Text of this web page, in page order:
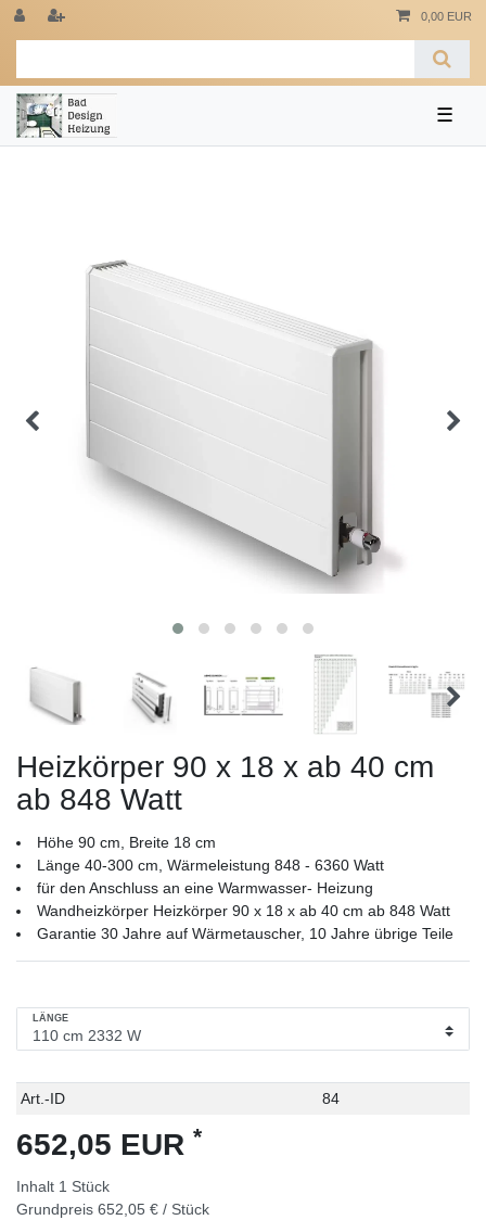
0,00 EUR
☰
Heizkörper 90 x 18 x ab 40 cm
ab 848 Watt
Höhe 90 cm, Breite 18 cm
Länge 40-300 cm, Wärmeleistung 848 - 6360 Watt
für den Anschluss an eine Warmwasser- Heizung
Wandheizkörper Heizkörper 90 x 18 x ab 40 cm ab 848 Watt
Garantie 30 Jahre auf Wärmetauscher, 10 Jahre übrige Teile
LÄNGE
Technisches
Wert
Art.-ID 84
652,05 EUR *
Inhalt 1 Stück
Grundpreis 652,05 € / Stück